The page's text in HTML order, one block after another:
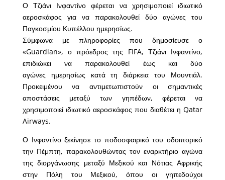
Ο Τζιάνι Ινφαντίνο φέρεται να χρησιμοποιεί ιδιωτικό
αεροσκάφος για να παρακολουθεί δύο αγώνες του
Παγκοσμίου Κυπέλλου ημερησίως.
Σύμφωνα με πληροφορίες που δημοσίευσε ο
«Guardian», ο πρόεδρος της FIFA, Τζιάνι Ινφαντίνο,
επιδιώκει να παρακολουθεί έως και δύο
αγώνες ημερησίως κατά τη διάρκεια του Μουντιάλ.
Προκειμένου να αντιμετωπιστούν οι σημαντικές
αποστάσεις μεταξύ των γηπέδων, φέρεται να
χρησιμοποιεί ιδιωτικό αεροσκάφος που διαθέτει η Qatar
Airways.
Ο Ινφαντίνο ξεκίνησε το ποδοσφαιρικό του οδοιπορικό
την Πέμπτη, παρακολουθώντας τον εναρκτήριο αγώνα
της διοργάνωσης μεταξύ Μεξικού και Νότιας Αφρικής
στην Πόλη του Μεξικού, όπου οι γηπεδούχοι